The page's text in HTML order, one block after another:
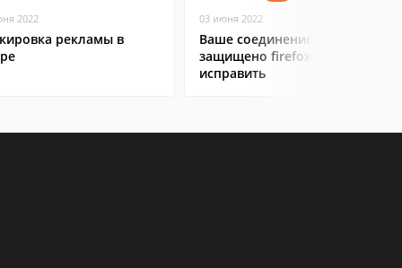
2022
рекламы в
03 июня 2022
Ваше соединение не
защищено firefox: как
исправить